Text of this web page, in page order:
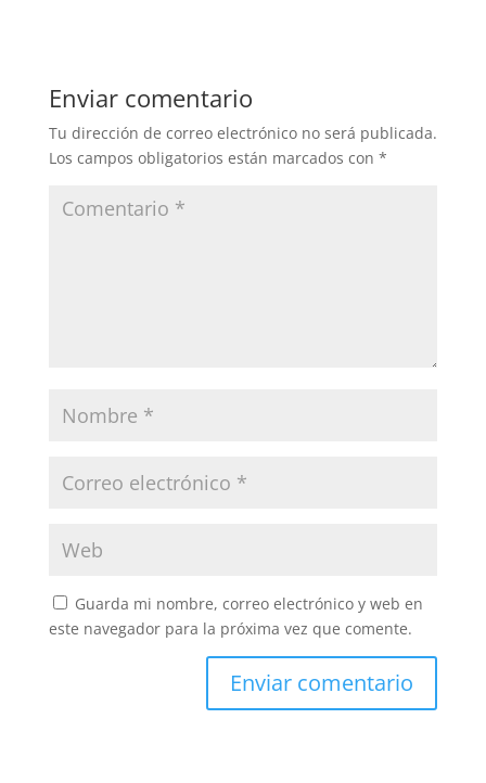
Enviar comentario
Tu dirección de correo electrónico no será publicada.
Los campos obligatorios están marcados con *
Guarda mi nombre, correo electrónico y web en
este navegador para la próxima vez que comente.